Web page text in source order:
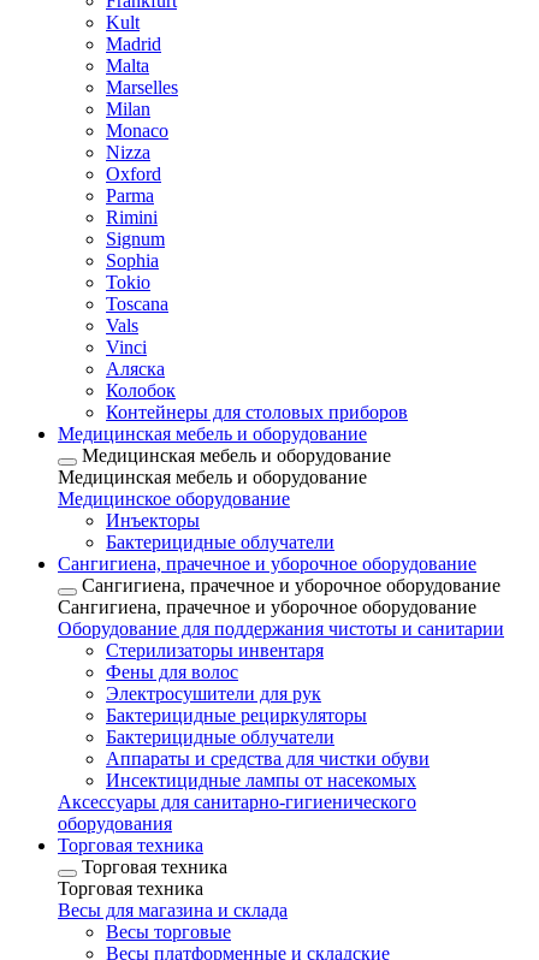
Kult
Madrid
Malta
Marselles
Milan
Monaco
Nizza
Oxford
Parma
Rimini
Signum
Sophia
Tokio
Toscana
Vals
Vinci
Аляска
Колобок
Контейнеры для столовых приборов
Медицинская мебель и оборудование
Медицинская мебель и оборудование
Медицинская мебель и оборудование
Медицинское оборудование
Инъекторы
Бактерицидные облучатели
Сангигиена, прачечное и уборочное оборудование
Сангигиена, прачечное и уборочное оборудование
Сангигиена, прачечное и уборочное оборудование
Оборудование для поддержания чистоты и санитарии
Стерилизаторы инвентаря
Фены для волос
Электросушители для рук
Бактерицидные рециркуляторы
Бактерицидные облучатели
Аппараты и средства для чистки обуви
Инсектицидные лампы от насекомых
Аксессуары для санитарно-гигиенического
оборудования
Торговая техника
Торговая техника
Торговая техника
Весы для магазина и склада
Весы торговые
Весы платформенные и складские